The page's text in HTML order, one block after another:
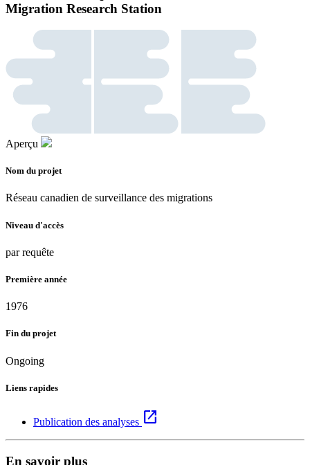
Migration Research Station
Aperçu
Nom du projet
Réseau canadien de surveillance des migrations
Niveau d'accès
par requête
Première année
1976
Fin du projet
Ongoing
Liens rapides
Publication des analyses open_in_new
En savoir plus